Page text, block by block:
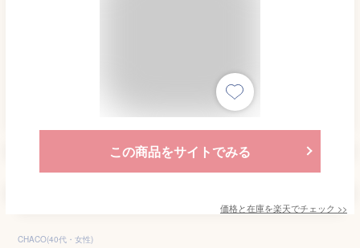
この商品をサイトでみる
価格と在庫を楽天でチェック >>
CHACO(40代・女性)